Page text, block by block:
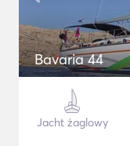
Bavaria 44
Jacht żaglowy